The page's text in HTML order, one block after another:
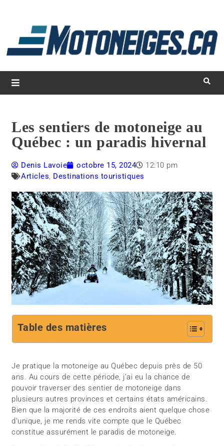
Magazine Motoneiges.ca
Les sentiers de motoneige au
Québec : un paradis hivernal
Denis Lavoie octobre 15, 2024
12:10 pm
Articles, Destinations touristiques
Table des matières
Je pratique la motoneige au Québec depuis près de 50
ans. Au cours de cette période, j’ai eu la chance de
pouvoir traverser des sentier de motoneige dans
plusieurs autres provinces et certains états américains.
Bien que la majorité de ces endroits aient quelque chose
d’unique, je me rends vite compte que le Québec
constitue assurément le paradis de motoneige.